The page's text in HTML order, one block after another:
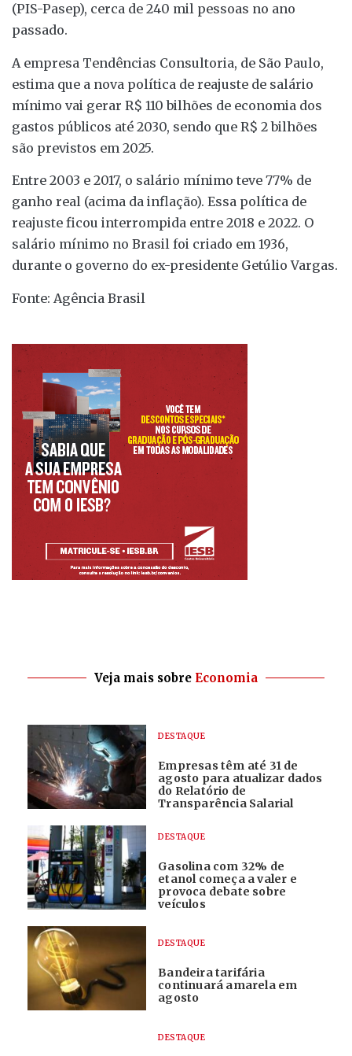
(PIS-Pasep), cerca de 240 mil pessoas no ano
passado.
A empresa Tendências Consultoria, de São Paulo,
estima que a nova política de reajuste de salário
mínimo vai gerar R$ 110 bilhões de economia dos
gastos públicos até 2030, sendo que R$ 2 bilhões
são previstos em 2025.
Entre 2003 e 2017, o salário mínimo teve 77% de
ganho real (acima da inflação). Essa política de
reajuste ficou interrompida entre 2018 e 2022. O
salário mínimo no Brasil foi criado em 1936,
durante o governo do ex-presidente Getúlio Vargas.
Fonte: Agência Brasil
Veja mais sobre Economia
DESTAQUE
Empresas têm até 31 de
agosto para atualizar dados
do Relatório de
Transparência Salarial
DESTAQUE
Gasolina com 32% de
etanol começa a valer e
provoca debate sobre
veículos
DESTAQUE
Bandeira tarifária
continuará amarela em
agosto
DESTAQUE